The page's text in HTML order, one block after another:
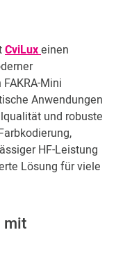
CviLuxeinen
Mini
Anwendungen
und robuste
HF-Leistung
Lösung für viele
mit